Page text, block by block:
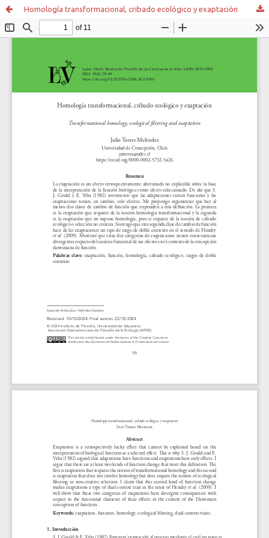
Homología transformacional, cribado ecológico y exaptación